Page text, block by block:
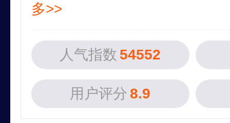
多>>
人气指数 54552
用户评分 8.9